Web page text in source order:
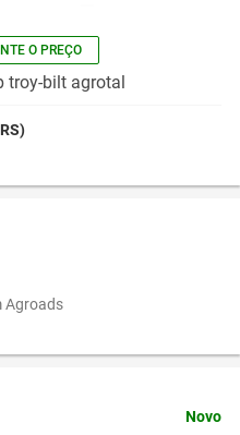
O PREÇO
troy-bilt agrotal
Agroads
Novo